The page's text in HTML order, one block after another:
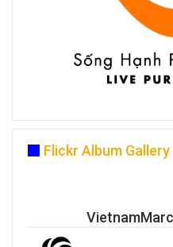
Flickr Album Gallery